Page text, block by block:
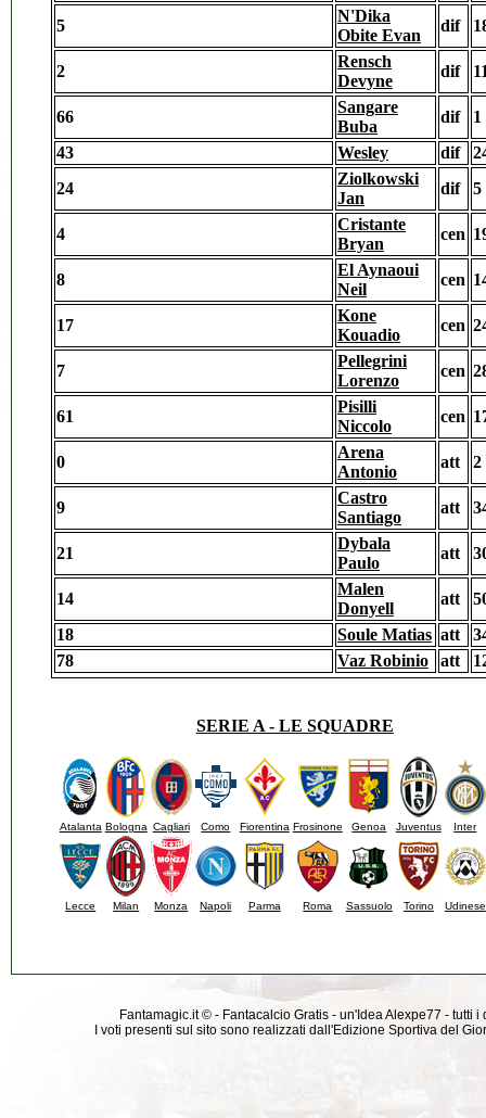
5
N'Dika
Obite Evan
dif
2
Rensch
Devyne
dif
66
Sangare
Buba
dif
1
43
Wesley dif
24
Ziolkowski
Jan
dif 5
4
Cristante
Bryan
cen
8
El Aynaoui
Neil
cen
17
Kone
Kouadio
cen
7
Pellegrini
Lorenzo
cen
61
Pisilli
Niccolo
cen
0
Arena
Antonio
att 2
9
Castro
Santiago
att
21
Dybala
Paulo
att
14
Malen
Donyell
att
18
Soule Matias att
78
Vaz Robinio att
SERIE A - LE SQUADRE
Atalanta Bologna Cagliari Como Fiorentina Frosinone Genoa Juventus Inter
Lecce Milan Monza Napoli Parma Roma Sassuolo Torino Udinese
Fantamagic.it © - Fantacalcio Gratis - un'Idea Alexpe77 -
I voti presenti sul sito sono realizzati dall'Edizione Sportiva del